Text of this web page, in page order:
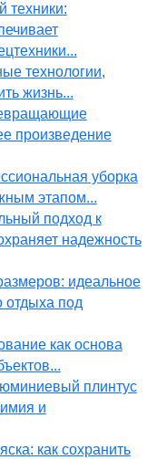
техники:
технологии,
жизнь...
произведение
уборка
этапом...
подход к
надежность
идеальное
отдыха под
как основа
плинтус
и
как сохранить